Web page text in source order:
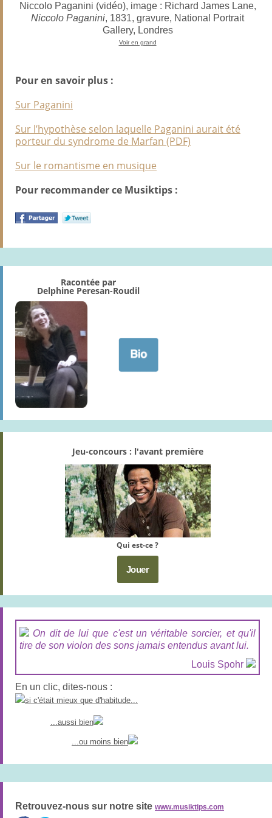
Niccolo Paganini (vidéo), image : Richard James Lane,
Niccolo Paganini, 1831, gravure, National Portrait
Gallery, Londres
Voir en grand
Pour en savoir plus :
Sur Paganini
Sur l’hypothèse selon laquelle Paganini aurait été
porteur du syndrome de Marfan (PDF)
Sur le romantisme en musique
Pour recommander ce Musiktips :
Racontée par
Delphine Peresan-Roudil
Jeu-concours : l'avant première
Qui est-ce ?
Jouer
On dit de lui que c'est un véritable sorcier, et qu'il
tire de son violon des sons jamais entendus avant lui.
Louis Spohr
En un clic, dites-nous :
si c'était mieux que d'habitude...
...aussi bien
...ou moins bien
Retrouvez-nous sur notre site www.musiktips.com